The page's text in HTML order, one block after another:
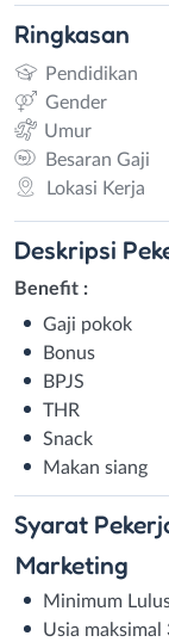
Ringkasan
Pendidikan
Gender
Umur
Besaran Gaji
Lokasi Kerja
Deskripsi
Benefit :
Gaji pokok
Bonus
BPJS
THR
Snack
Makan siang
Syarat
Marketing
Minimum
Usia maksimal